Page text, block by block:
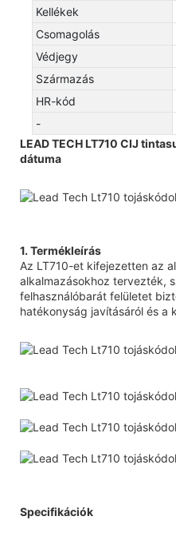
Kellékek
Csomagolás
Védjegy
Származás
HR-kód
-
LEAD TECH LT710 CIJ
dátuma
1. Termékleírás
Az LT710-et kifejezetten az
alkalmazásokhoz tervezték,
felhasználóbarát felületet
hatékonyság javításáról és a
Specifikációk